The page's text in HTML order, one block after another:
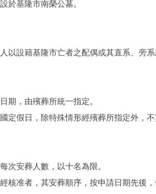
於基隆市南榮公墓。
以設籍基隆市亡者之配偶或其直系、旁系
期，由殯葬所統一指定。
定假日，除特殊情形經殯葬所指定外，不
次安葬人數，以十名為限。
核准者，其安葬順序，按申請日期先後，